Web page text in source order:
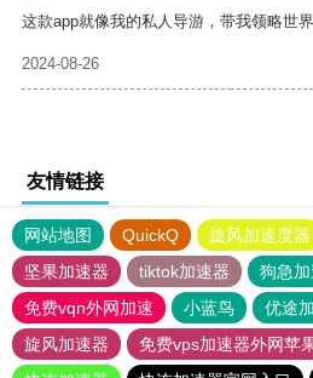
这款app就像我的私人导游，带我领略世界
2024-08-26
友情链接
网站地图 QuickQ 旋风加速度器
坚果加速器
tiktok加速器
狗急
免费vqn外网加速
小蓝鸟 优途
旋风加速器
免费vps加速器外网苹